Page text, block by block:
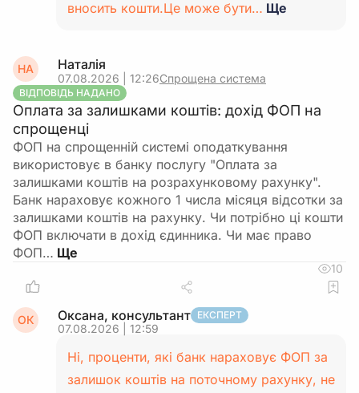
вносить кошти.Це може бути… Ще
НА Наталія
07.08.2026 | 12:26Спрощена система
ВІДПОВІДЬ НАДАНО
Оплата за залишками коштів: дохід ФОП на
спрощенці
ФОП на спрощенній системі оподаткування
використовує в банку послугу "Оплата за
залишками коштів на розрахунковому рахунку".
Банк нараховує кожного 1 числа місяця відсотки за
залишками коштів на рахунку. Чи потрібно ці кошти
ФОП включати в дохід єдинника. Чи має право
ФОП…
10
ОК Оксана, консультант ЕКСПЕРТ
07.08.2026 | 12:59
Ні, проценти, які банк нараховує ФОП за
залишок коштів на поточному рахунку, не